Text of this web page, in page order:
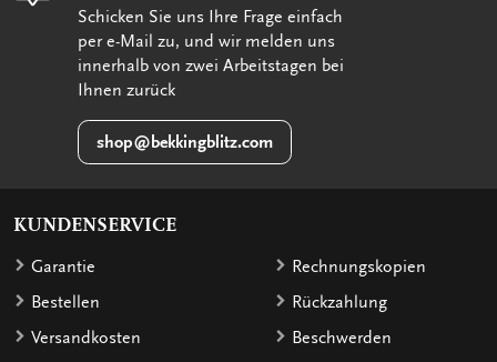
Schicken Sie uns Ihre Frage einfach
per e-Mail zu, und wir melden uns
innerhalb von zwei Arbeitstagen bei
Ihnen zurück
shop@bekkingblitz.com
KUNDENSERVICE
Garantie
Bestellen
Versandkosten
Rechnungskopien
Rückzahlung
Beschwerden